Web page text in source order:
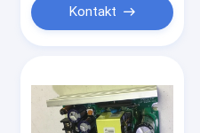
Kontakt